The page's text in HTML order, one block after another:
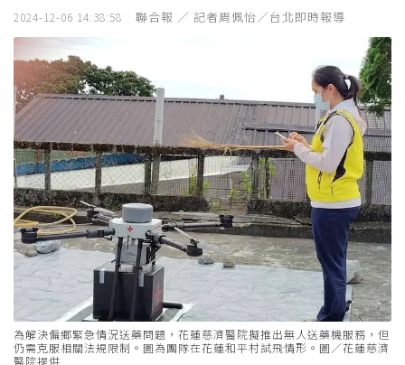
2024-12-06 14:38:58 聯合報 ／ 記者周佩怡／台北即時報導
為解決偏鄉緊急情況送藥問題，花蓮慈濟醫院擬推出無人送藥機服務，但
仍需克服相關法規限制。圖為團隊在花蓮和平村試飛情形。圖／花蓮慈濟
醫院提供